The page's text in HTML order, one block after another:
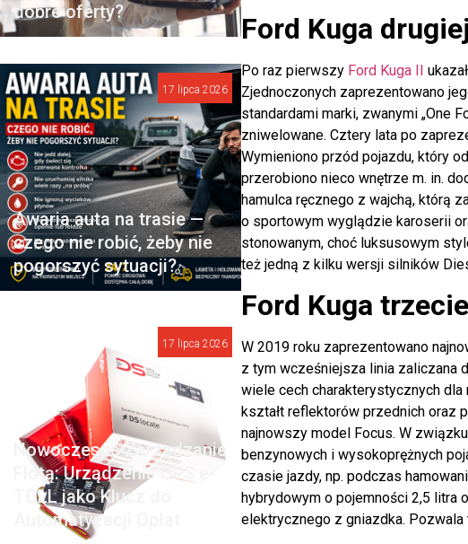
Ford Kuga
Po raz pierwszy Ford Kuga II
Zjednoczonych zaprezentowano
standardami marki, zwanymi „One
zniwelowane. Cztery lata po
Wymieniono przód pojazdu, który
przerobiono nieco wnętrze m. in.
hamulca ręcznego z wajchą, którą
o sportowym wyglądzie karoserii
stonowanym, choć luksusowym
też jedną z kilku wersji silników
Ford Kuga
W 2019 roku zaprezentowano
z tym wcześniejsza linia zaliczana
wiele cech charakterystycznych dla
kształt reflektorów przednich oraz
najnowszy model Focus. W
benzynowych i wysokoprężnych
czasie jazdy, np. podczas
hybrydowym o pojemności 2,5 litra
elektrycznego z gniazdka. Pozwala
dobre oferty?
Awaria auta na trasie —
czego nie robić, żeby nie
pogorszyć sytuacji?
17 lipca 2026
Nowoczesne Zarządzanie
Flotą: Urządzenia GPS e-
TOLL jako Klucz do
Automatyzacji Opłat
17 lipca 2026